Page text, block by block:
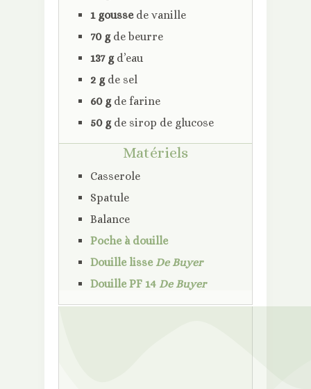
1 goussede vanille
70 gde beurre
137 gd’eau
2 gde sel
60 gde farine
50 gde sirop de glucose
Matériels
Casserole
Spatule
Balance
Poche à douille
Douille lisse De Buyer
Douille PF 14 De Buyer